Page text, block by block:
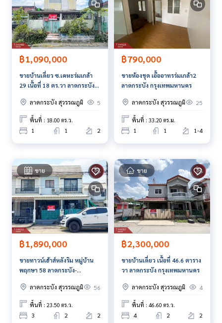
ราคา : 2,350,000 บาท
ลิงค์แผนที่ :https://maps.google.com/?q=13.71577261,10
0.67226268
กธนาคาร**
**พร้อมอัตราดอกเบี้ยพิเศษ และ วงเงินสูงสุด 90-100% ของราคา
ประเมิน**
สนใจสอบถามข้อมูลเพิ่มเติม หรือ นัดชมบ้านได้ที่
Tel :0926155692
โอ๋ (รหัสตัวแทน 6521)
Callcenter :02-047-4282
สนใจดูทรัพย์อื่นๆ เพิ่มเติม มากกว่า 3,000 รายการ
www.tb.co.th
The Best Property Agent CO,.LTD. ผู้นำด้านธุรกิจนายหน้า ตัวแ
ทนอสังหาริมทรัพย์ครบวงจร ด้วยความเป็นมืออาชีพ ใช้เทคโนโล
ยี และ นวัตกรรมที่สร้างสรรค์ เพื่อส่งมอบบริการที่ดีที่สุดเพื่อคุณ ใ
ห้บริการด้าน ซื้อ ขาย เช่า อสังหาริมทรัพย์
฿1,090,000
ขายบ้านเดี่ยว ซ.เคหะร่มเกล้า
29 เนื้อที่ 18 ตร.วา ลาดกระบัง
ลาดกระบัง สุวรรณภูมิ
5
พื้นที่ : 18.00 ตร.ว.
1 1 2
฿790,000
ขายห้องชุด เอื้ออาทรร่มเกล้า2
ลาดกระบัง กรุงเทพมหานคร
ลาดกระบัง สุวรรณภูมิ 25
พื้นที่ : 33.20 ตร.ม.
1 1 1-4
ขาย
฿1,890,000
ขายทาวน์เฮ้าส์หลังริม หมู่บ้าน
พฤกษา 58 ลาดกระบัง-
ลาดกระบัง สุวรรณภูมิ
56
พื้นที่ : 23.50 ตร.ว.
3 2 2
ขาย
฿2,300,000
ขายบ้านเดี่ยว เนื้อที่ 46.6 ตาราง
วา ลาดกระบัง กรุงเทพมหานคร
ลาดกระบัง สุวรรณภูมิ 4
พื้นที่ : 46.60 ตร.ว.
4 2 2